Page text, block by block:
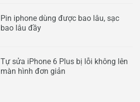
Pin iphone dùng được bao lâu, sạc
bao lâu đầy
Tự sửa iPhone 6 Plus bị lỗi không lên
màn hình đơn giản